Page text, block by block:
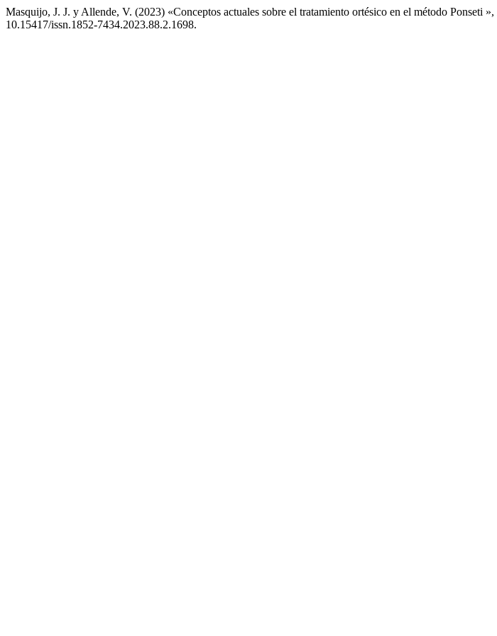
Masquijo, J. J. y Allende, V. (2023) «Conceptos actuales sobre el tratamiento ortésico en el método Ponseti »,
10.15417/issn.1852-7434.2023.88.2.1698.